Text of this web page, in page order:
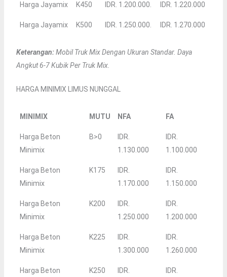
Harga Jayamix K450 IDR. 1.200.000. IDR. 1.220.000
Harga Jayamix K500 IDR. 1.250.000. IDR. 1.270.000
Keterangan:Mobil Truk Mix Dengan Ukuran Standar. Daya
Angkut 6-7 Kubik Per Truk Mix.
HARGA MINIMIX LIMUS NUNGGAL
MINIMIX MUTU NFA FA
Harga Beton
Minimix
B>0
IDR.
1.130.000
IDR.
1.100.000
Harga Beton
Minimix
K175
IDR.
1.170.000
IDR.
1.150.000
Harga Beton
Minimix
K200
IDR.
1.250.000
IDR.
1.200.000
Harga Beton
Minimix
K225
IDR.
1.300.000
IDR.
1.260.000
Harga Beton
K250
IDR.
IDR.